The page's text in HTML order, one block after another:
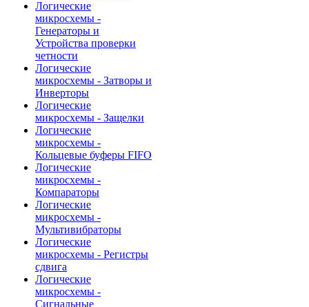
Логические
микросхемы -
Генераторы и
Устройства проверки
четности
Логические
микросхемы - Затворы и
Инверторы
Логические
микросхемы - Защелки
Логические
микросхемы -
Кольцевые буферы FIFO
Логические
микросхемы -
Компараторы
Логические
микросхемы -
Мультивибраторы
Логические
микросхемы - Регистры
сдвига
Логические
микросхемы -
Сигнальные